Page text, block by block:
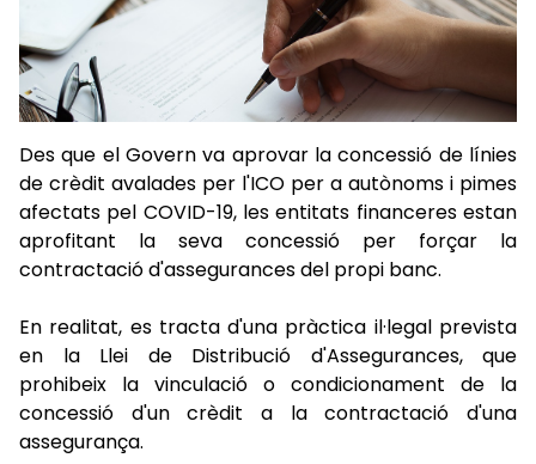
Des que el Govern va aprovar la concessió de línies
de crèdit avalades per l'ICO per a autònoms i pimes
afectats pel COVID-19, les entitats financeres estan
aprofitant la seva concessió per forçar la
contractació d'assegurances del propi banc.
En realitat, es tracta d'una pràctica il·legal prevista
en la Llei de Distribució d'Assegurances, que
prohibeix la vinculació o condicionament de la
concessió d'un crèdit a la contractació d'una
assegurança.